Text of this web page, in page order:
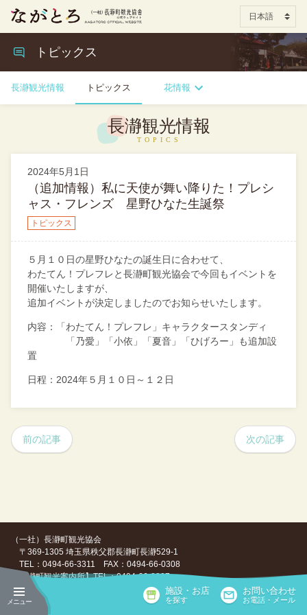
施設・お店
を探す
お問い合わせ
お電話・メール
トピックス
長瀞観光情報 トピックス 花情報
長瀞観光情報
2024年5月1日
（追加情報）私に天使が舞い降りた！プレシ
ャス・フレンズ 星野ひなた生誕祭
トピックス
５月１０日の星野ひなたの誕生日に合わせて、
わたてん！プレフレと長瀞町観光協会で今回もイベントを
開催いたしますが、
追加イベントが決定しましたのでお知らせいたします。
内容：「わたてん！プレフレ」キャラクタースタンディ
「乃愛」「小依」「夏音」「ひげろー」も追加設
置
日程： 2024年５月１０日～１２日
前の記事 次の記事
（一社）長瀞町観光協会
〒369-1305 埼玉県秩父郡長瀞町長瀞529-1
TEL：0494-66-3311 FAX：0494-66-0308
【長瀞町観光案内所】TEL：0494-66-0307
Copyright ©（一社）長瀞町観光協会, All Rights Reserved.